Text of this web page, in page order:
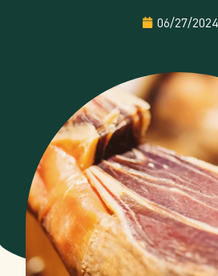
06/27/2024